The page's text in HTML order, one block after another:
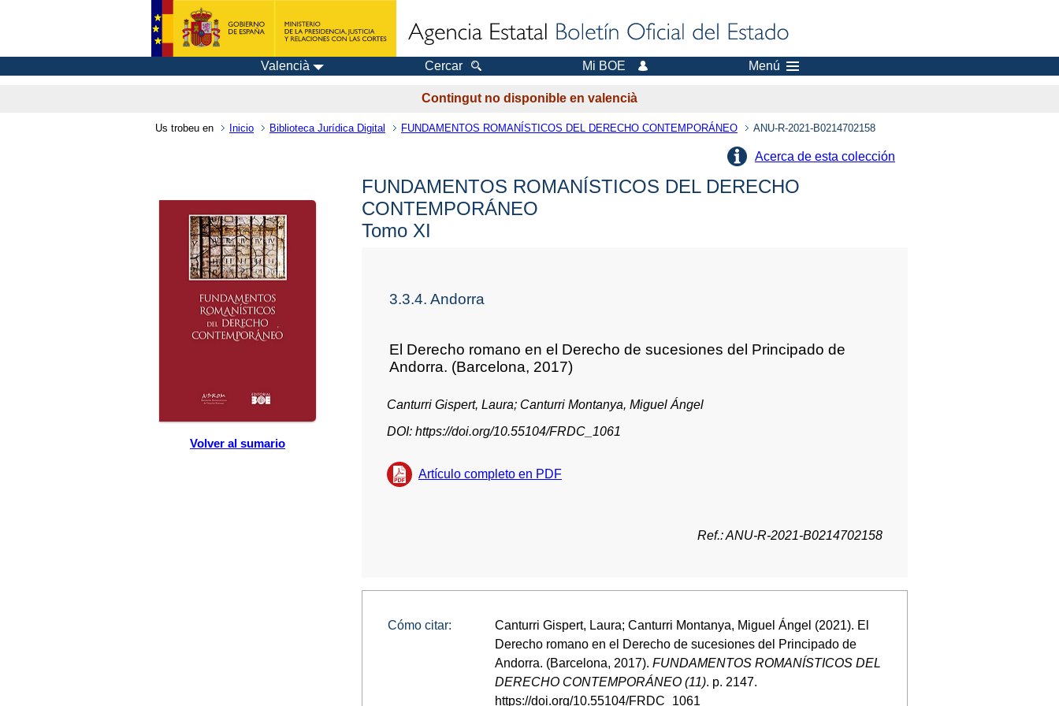
Valencià Cercar Mi BOE Menú
Contingut no disponible en valencià
Us trobeu en Inicio Biblioteca Jurídica Digital FUNDAMENTOS ROMANÍSTICOS DEL DERECHO CONTEMPORÁNEO ANU-R-2021-B0214702158
Acerca de esta colección
Volver al sumario
FUNDAMENTOS ROMANÍSTICOS DEL DERECHO
CONTEMPORÁNEO
Tomo XI
3.3.4. Andorra
El Derecho romano en el Derecho de sucesiones del Principado de
Andorra. (Barcelona, 2017)
Canturri Gispert, Laura; Canturri Montanya, Miguel Ángel
DOI: https://doi.org/10.55104/FRDC_1061
Artículo completo en PDF
Ref.: ANU-R-2021-B0214702158
Cómo citar:
Canturri Gispert, Laura; Canturri Montanya, Miguel Ángel (2021). El
Derecho romano en el Derecho de sucesiones del Principado de
Andorra. (Barcelona, 2017).FUNDAMENTOS ROMANÍSTICOS DEL
DERECHO CONTEMPORÁNEO (11). p. 2147.
https://doi.org/10.55104/FRDC_1061